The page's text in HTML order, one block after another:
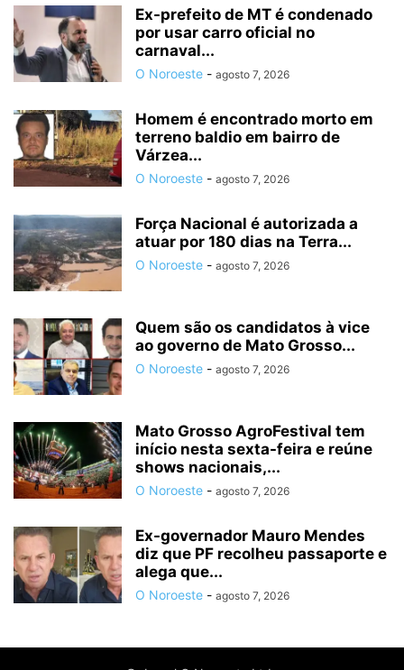
Ex-prefeito de MT é condenado
por usar carro oficial no
carnaval...
O Noroeste - agosto 7, 2026
Homem é encontrado morto em
terreno baldio em bairro de
Várzea...
O Noroeste - agosto 7, 2026
Força Nacional é autorizada a
atuar por 180 dias na Terra...
O Noroeste - agosto 7, 2026
Quem são os candidatos à vice
ao governo de Mato Grosso...
O Noroeste - agosto 7, 2026
Mato Grosso AgroFestival tem
início nesta sexta-feira e reúne
shows nacionais,...
O Noroeste - agosto 7, 2026
Ex-governador Mauro Mendes
diz que PF recolheu passaporte e
alega que...
O Noroeste - agosto 7, 2026